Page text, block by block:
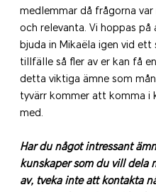
medlemmar då frågorna var
och relevanta. Vi hoppas på
bjuda in Mikaëla igen vid ett
tillfälle så fler av er kan få
detta viktiga ämne som
tyvärr kommer att komma i
med.
Har du något intressant
kunskaper som du vill dela
av, tveka inte att kontakta